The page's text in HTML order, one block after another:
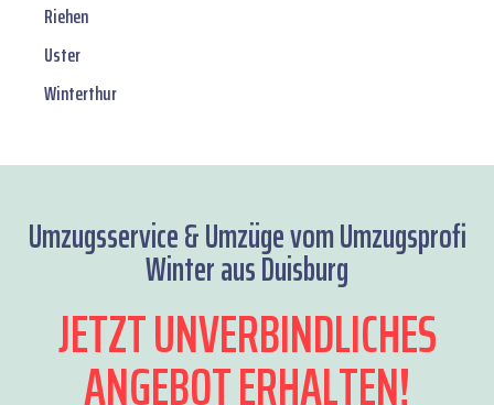
Riehen
Uster
Winterthur
Umzugsservice & Umzüge vom Umzugsprofi
Winter aus Duisburg
JETZT UNVERBINDLICHES
ANGEBOT ERHALTEN!